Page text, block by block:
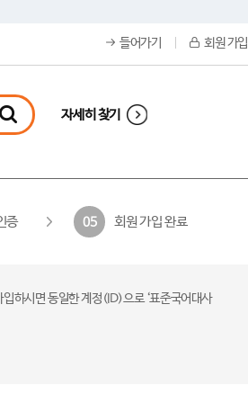
들어가기 회원 가입
자세히 찾기
증 05 회원 가입 완료
하시면 동일한 계정(ID)으로 ‘표준국어대사